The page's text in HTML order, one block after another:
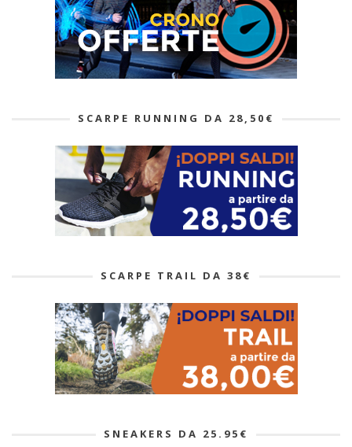
SCARPE RUNNING DA 28,50€
SCARPE TRAIL DA 38€
SNEAKERS DA 25.95€